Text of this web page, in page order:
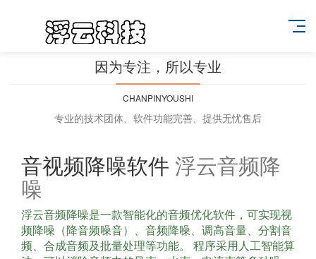
因为专注，所以专业
CHANPINYOUSHI
专业的技术团体、软件功能完善、提供无忧售后
音视频降噪软件 浮云音频降
噪
浮云音频降噪是一款智能化的音频优化软件，可实现视
频降噪（降音频噪音）、音频降噪、调高音量、分割音
频、合成音频及批量处理等功能。 程序采用人工智能算